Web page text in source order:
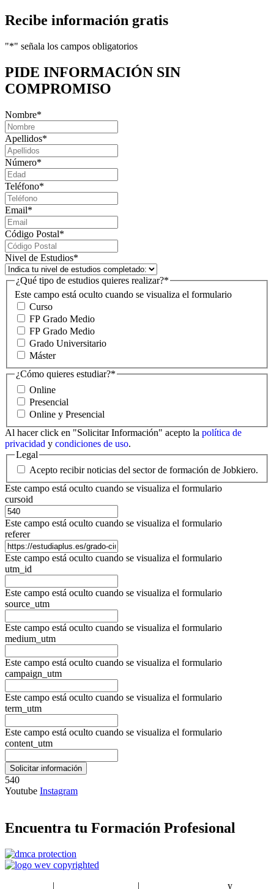
Recibe información gratis
"*" señala los campos obligatorios
PIDE INFORMACIÓN SIN
COMPROMISO
Nombre*
Apellidos*
Número*
Teléfono*
Email*
Código Postal*
Nivel de Estudios*
Este campo está oculto cuando se visualiza el formulario
¿Qué tipo de estudios quieres realizar?*
Curso
FP Grado Medio
FP Grado Medio
Grado Universitario
Máster
¿Cómo quieres estudiar?*
Online
Presencial
Online y Presencial
Al hacer click en "Solicitar Información" acepto la política de
privacidad y condiciones de uso.
Legal
Acepto recibir noticias del sector de formación de Jobkiero.
Este campo está oculto cuando se visualiza el formulario
cursoid
Este campo está oculto cuando se visualiza el formulario
referer
Este campo está oculto cuando se visualiza el formulario
utm_id
Este campo está oculto cuando se visualiza el formulario
source_utm
Este campo está oculto cuando se visualiza el formulario
medium_utm
Este campo está oculto cuando se visualiza el formulario
campaign_utm
Este campo está oculto cuando se visualiza el formulario
term_utm
Este campo está oculto cuando se visualiza el formulario
content_utm
540
Youtube Instagram
Encuentra tu Formación Profesional
| | y